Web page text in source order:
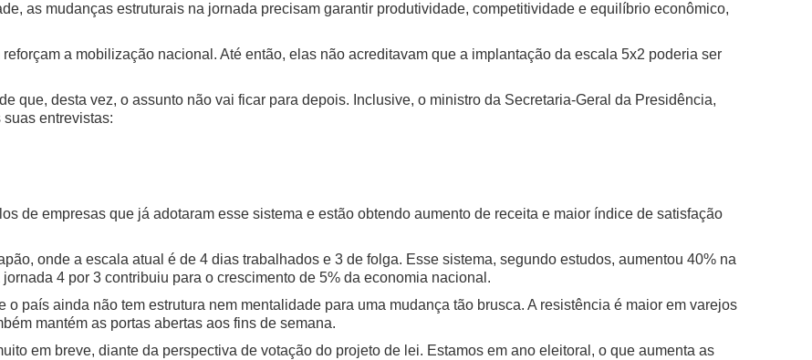
as mudanças estruturais na jornada precisam garantir produtividade, competitividade e equilíbrio econômico,
a mobilização nacional. Até então, elas não acreditavam que a implantação da escala 5x2 poderia ser
que, desta vez, o assunto não vai ficar para depois. Inclusive, o ministro da Secretaria-Geral da Presidência,
entrevistas:
de empresas que já adotaram esse sistema e estão obtendo aumento de receita e maior índice de satisfação
onde a escala atual é de 4 dias trabalhados e 3 de folga. Esse sistema, segundo estudos, aumentou 40% na
4 por 3 contribuiu para o crescimento de 5% da economia nacional.
país ainda não tem estrutura nem mentalidade para uma mudança tão brusca. A resistência é maior em varejos
mantém as portas abertas aos fins de semana.
em breve, diante da perspectiva de votação do projeto de lei. Estamos em ano eleitoral, o que aumenta as